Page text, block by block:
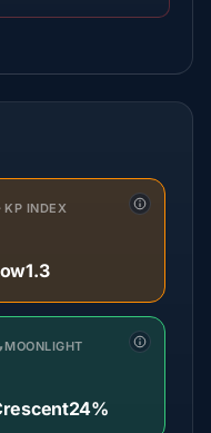
KP INDEX
1.3
MOONLIGHT
24%